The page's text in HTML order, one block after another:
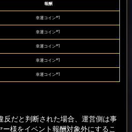
報酬
幸運コイン*1
幸運コイン*1
幸運コイン*1
幸運コイン*1
幸運コイン*1
だと判断された場合、運営側は事
様をイベント報酬対象外にするこ